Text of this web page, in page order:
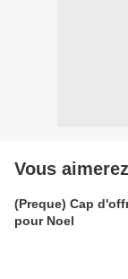
Vous
(Preque) Cap
pour Noel